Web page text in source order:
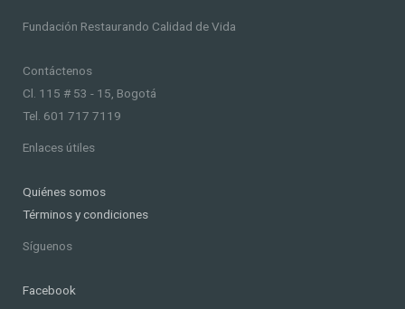
Fundación Restaurando Calidad de Vida
Contáctenos
Cl. 115 # 53 - 15, Bogotá
Tel. 601 717 7119
Enlaces útiles
Quiénes somos
Términos y condiciones
Síguenos
Facebook